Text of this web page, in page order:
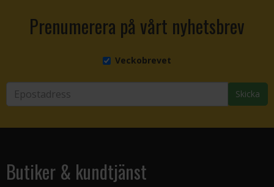
Prenumerera på vårt nyhetsbrev
Veckobrevet
Skicka
Butiker & kundtjänst